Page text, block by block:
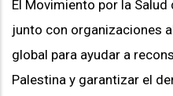
El Movimiento por la
junto con organizaciones
global para ayudar a
Palestina y garantizar el